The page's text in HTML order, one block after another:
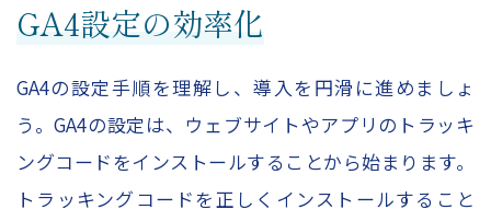
GA4設定の効率化
GA4の設定手順を理解し、導入を円滑に進めましょ
う。GA4の設定は、ウェブサイトやアプリのトラッキ
ングコードをインストールすることから始まります。
トラッキングコードを正しくインストールすること